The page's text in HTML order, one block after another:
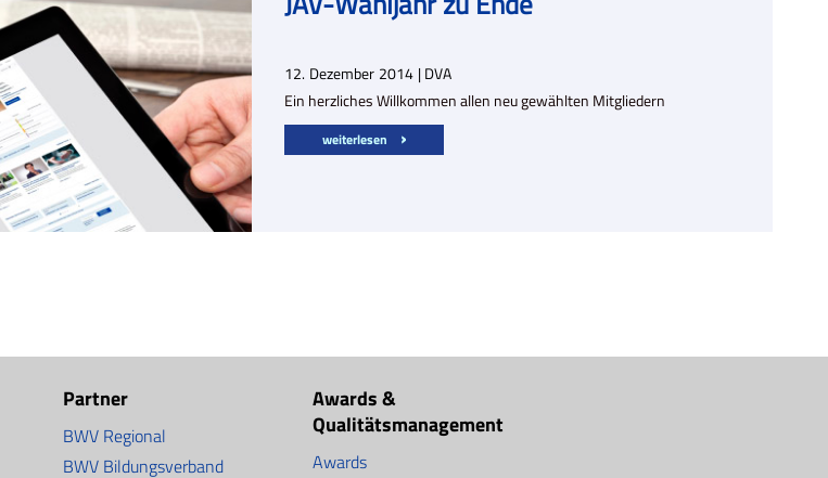
12. Dezember 2014 | DVA
Ein herzliches Willkommen allen neu gewählten Mitgliedern
weiterlesen
Partner
BWV Regional
BWV Bildungsverband
Awards &
Qualitätsmanagement
Awards